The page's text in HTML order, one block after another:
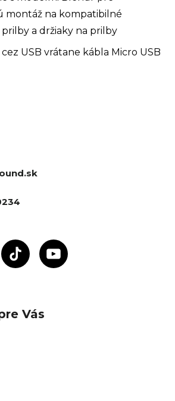
montáž na kompatibilné
a držiaky na prilby
USB vrátane kábla Micro USB
Vás